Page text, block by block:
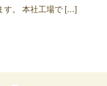
す。 本社工場で […]